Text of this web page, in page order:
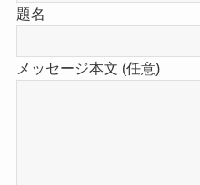
題名
メッセージ本文 (任意)